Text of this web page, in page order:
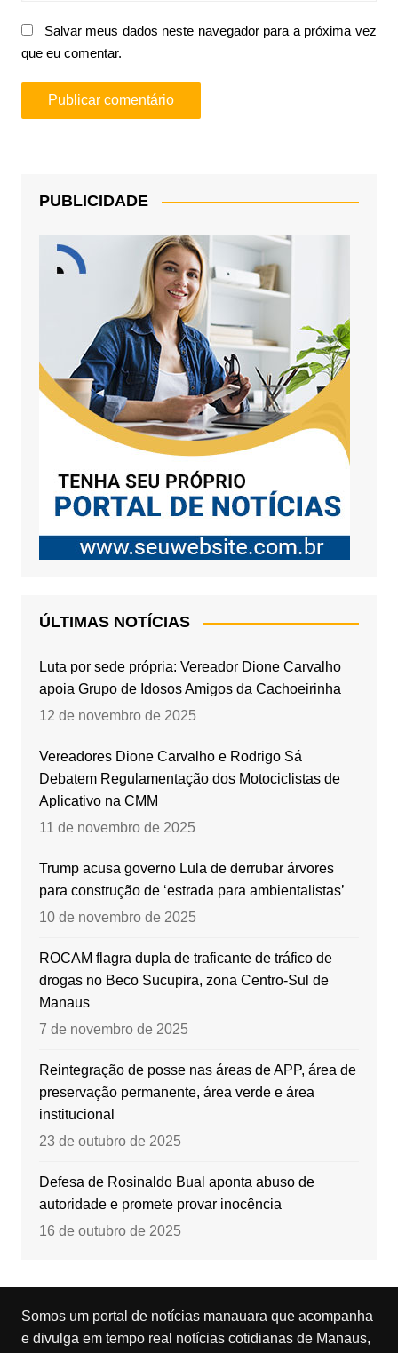
Salvar meus dados neste navegador para a próxima vez
que eu comentar.
PUBLICIDADE
ÚLTIMAS NOTÍCIAS
Luta por sede própria: Vereador Dione Carvalho
apoia Grupo de Idosos Amigos da Cachoeirinha
12 de novembro de 2025
Vereadores Dione Carvalho e Rodrigo Sá
Debatem Regulamentação dos Motociclistas de
Aplicativo na CMM
11 de novembro de 2025
Trump acusa governo Lula de derrubar árvores
para construção de ‘estrada para ambientalistas’
10 de novembro de 2025
ROCAM flagra dupla de traficante de tráfico de
drogas no Beco Sucupira, zona Centro-Sul de
Manaus
7 de novembro de 2025
Reintegração de posse nas áreas de APP, área de
preservação permanente, área verde e área
institucional
23 de outubro de 2025
Defesa de Rosinaldo Bual aponta abuso de
autoridade e promete provar inocência
16 de outubro de 2025
Somos um portal de notícias manauara que acompanha
e divulga em tempo real notícias cotidianas de Manaus,